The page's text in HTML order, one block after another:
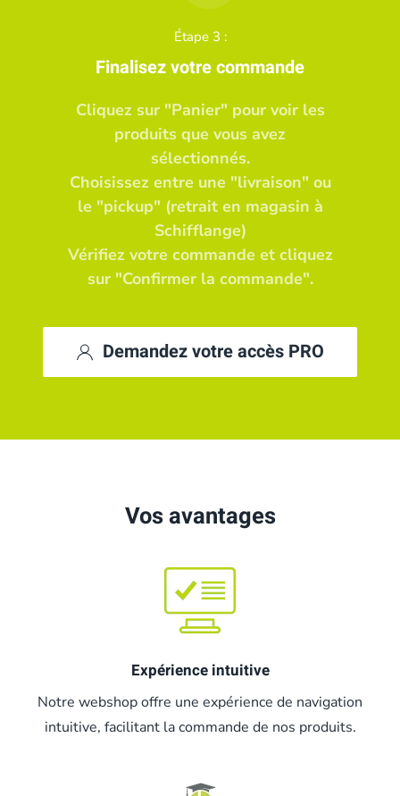
Étape 3 :
Finalisez votre commande
Cliquez sur "Panier" pour voir les
produits que vous avez
sélectionnés.
Choisissez entre une "livraison" ou
le "pickup" (retrait en magasin à
Schifflange)
Vérifiez votre commande et cliquez
sur "Confirmer la commande".
Demandez votre accès PRO
Vos avantages
Expérience intuitive
Notre webshop offre une expérience de navigation
intuitive, facilitant la commande de nos produits.